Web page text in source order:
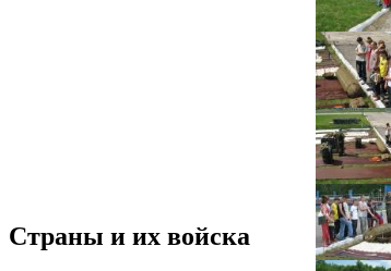
Страны и их войска